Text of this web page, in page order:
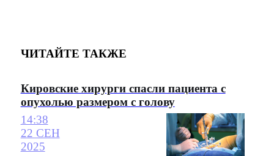
ЧИТАЙТЕ ТАКЖЕ
Кировские хирурги спасли пациента с
опухолью размером с голову
14:38
22 СЕН
2025